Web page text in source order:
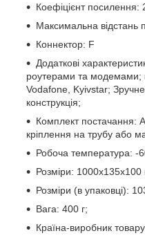
Коефіцієнт посилення:
Максимальна відстань
Коннектор: F
Додаткові
роутерами та модемами;
Vodafone, Kyivstar;
конструкція;
Комплект постачання:
кріплення на трубу або
Робоча температура: -
Розміри:
Розміри (в упаковці):
Вага: 400 г;
Країна-виробник